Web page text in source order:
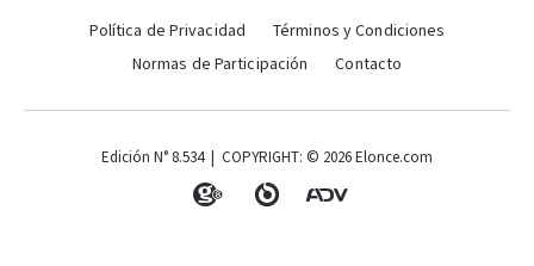
Política de Privacidad
Términos y Condiciones
Normas de Participación
Contacto
Edición N° 8.534 | COPYRIGHT: © 2026 Elonce.com